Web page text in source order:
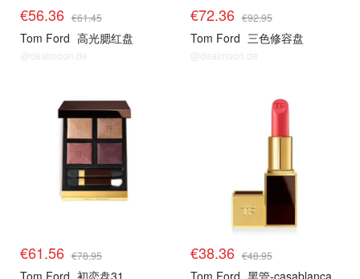
€56.36 €61.45
Tom Ford 高光腮红盘
@dealmoon.de
€72.36 €92.95
Tom Ford 三色修容盘
@dealmoon.de
€61.56 €78.95
Tom Ford 初恋盘31
€38.36 €48.95
Tom Ford 黑管-casablanca